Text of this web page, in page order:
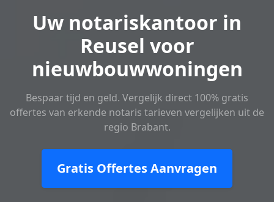
Uw notariskantoor in
Reusel voor
nieuwbouwwoningen
Bespaar tijd en geld. Vergelijk direct 100% gratis
offertes van erkende notaris tarieven vergelijken uit de
regio Brabant.
Gratis Offertes Aanvragen